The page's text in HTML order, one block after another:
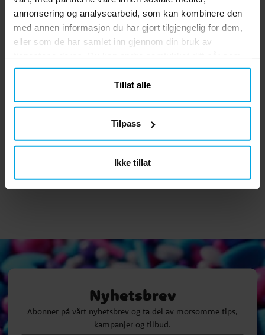
annonsering og analysearbeid, som kan kombinere den
med annen informasjon du har gjort tilgjengelig for dem,
eller som de har samlet inn gjennom din bruk av
helst.
Tillat alle
Tilpass
Ikke tillat
Pris:kr 39,00
kr 39,00 Pris:kr 19,00
kr 19,00
Nyhetsbrev
Abonner på vårt nyhetsbrev og ta del av morsomme tips,
kampanjer og tilbud.